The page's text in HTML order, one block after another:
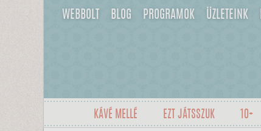
WEBBOLT BLOG PROGRAMOK ÜZLETEINK
KÁVÉ MELLÉ EZT JÁTSSZUK 10+